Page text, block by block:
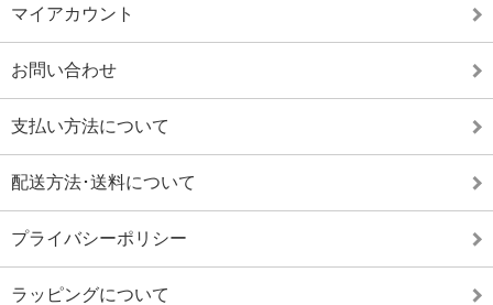
マイアカウント
お問い合わせ
支払い方法について
配送方法･送料について
プライバシーポリシー
ラッピングについて